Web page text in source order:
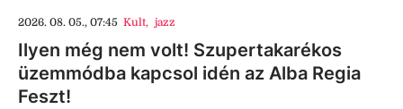
2026. 08. 05., 07:45 Kult, jazz
Ilyen még nem volt! Szupertakarékos
üzemmódba kapcsol idén az Alba Regia
Feszt!